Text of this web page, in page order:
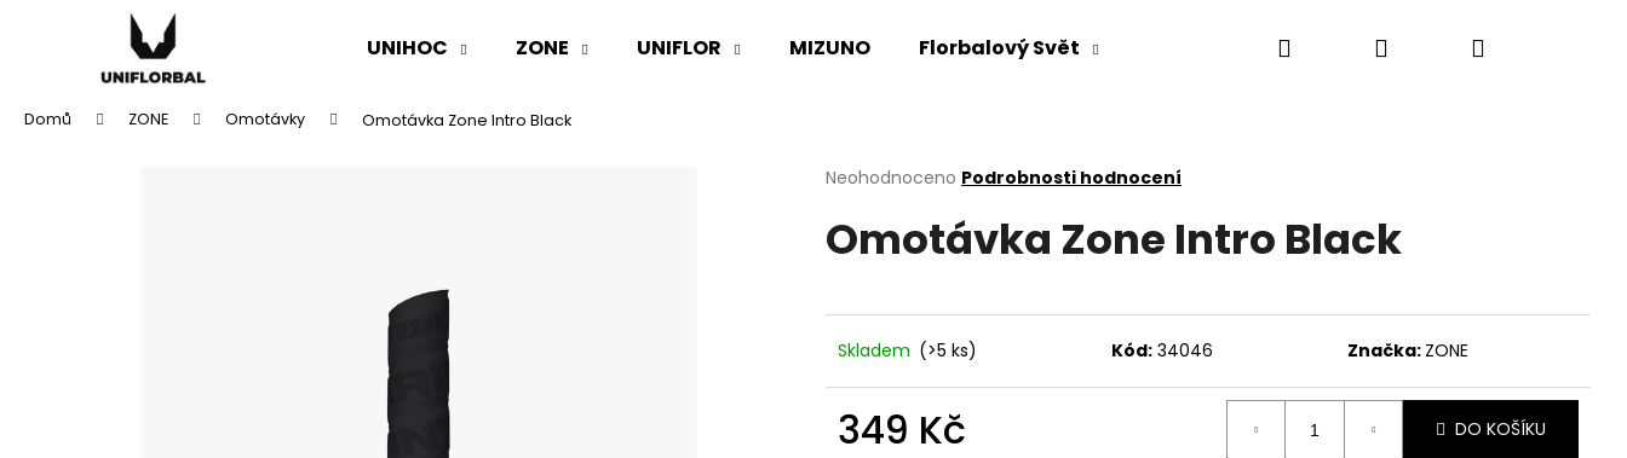
UNIHOC ZONE UNIFLOR MIZUNO Florbalový Svět Hledat PřihlášeníNákupní
Domů ZONE Omotávky Omotávka Zone Intro Black
Průměrné
produktu
je
5
hvězdiček.
Neohodnoceno Podrobnosti hodnocení
Omotávka Zone Intro Black
Skladem (>5 ks) Kód: 34046 Značka: ZONE
349 Kč DO KOŠÍKU
obchodu
obchodu
Co potřebujete najít?
HLEDAT